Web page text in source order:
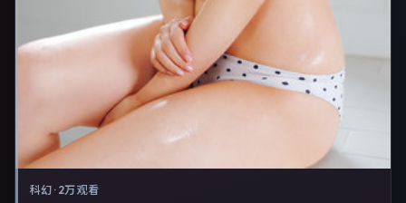
科幻 · 2万 观看